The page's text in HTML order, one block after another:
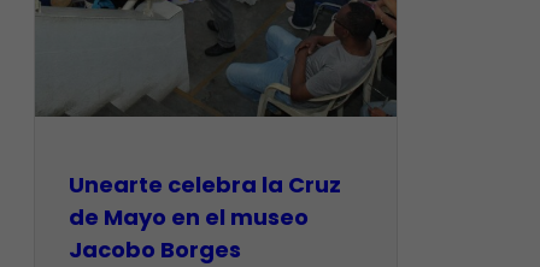
Unearte celebra la Cruz
de Mayo en el museo
Jacobo Borges